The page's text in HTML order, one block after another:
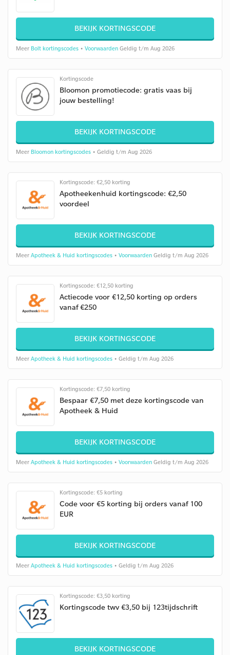
BEKIJK KORTINGSCODE
Meer Bolt kortingscodes • Voorwaarden Geldig t/m Aug 2026
Kortingscode
Bloomon promotiecode: gratis vaas bij
jouw bestelling!
BEKIJK KORTINGSCODE
Meer Bloomon kortingscodes • Geldig t/m Aug 2026
Kortingscode: €2,50 korting
Apotheekenhuid kortingscode: €2,50
voordeel
BEKIJK KORTINGSCODE
Meer Apotheek & Huid kortingscodes • Voorwaarden Geldig t/m Aug 2026
Kortingscode: €12,50 korting
Actiecode voor €12,50 korting op orders
vanaf €250
BEKIJK KORTINGSCODE
Meer Apotheek & Huid kortingscodes • Geldig t/m Aug 2026
Kortingscode: €7,50 korting
Bespaar €7,50 met deze kortingscode van
Apotheek & Huid
BEKIJK KORTINGSCODE
Meer Apotheek & Huid kortingscodes • Voorwaarden Geldig t/m Aug 2026
Kortingscode: €5 korting
Code voor €5 korting bij orders vanaf 100
EUR
BEKIJK KORTINGSCODE
Meer Apotheek & Huid kortingscodes • Geldig t/m Aug 2026
Kortingscode: €3,50 korting
Kortingscode twv €3,50 bij 123tijdschrift
BEKIJK KORTINGSCODE